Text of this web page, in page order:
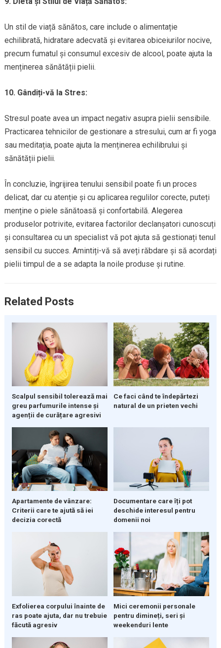
Un stil de viață sănătos, care include o alimentație
echilibrată, hidratare adecvată și evitarea obiceiurilor nocive,
precum fumatul și consumul excesiv de alcool, poate ajuta la
menținerea sănătății pielii.
10. Gândiți-vă la Stres:
Stresul poate avea un impact negativ asupra pielii sensibile.
Practicarea tehnicilor de gestionare a stresului, cum ar fi yoga
sau meditația, poate ajuta la menținerea echilibrului și
sănătății pielii.
În concluzie, îngrijirea tenului sensibil poate fi un proces
delicat, dar cu atenție și cu aplicarea regulilor corecte, puteți
menține o piele sănătoasă și confortabilă. Alegerea
produselor potrivite, evitarea factorilor declanșatori cunoscuți
și consultarea cu un specialist vă pot ajuta să gestionați tenul
sensibil cu succes. Amintiți-vă să aveți răbdare și să acordați
pielii timpul de a se adapta la noile produse și rutine.
Related Posts
Scalpul sensibil tolerează mai
greu parfumurile intense și
agenții de curățare agresivi
Ce faci când te îndepărtezi
natural de un prieten vechi
Apartamente de vânzare:
Criterii care te ajută să iei
decizia corectă
Documentare care îți pot
deschide interesul pentru
domenii noi
Exfolierea corpului înainte de
ras poate ajuta, dar nu trebuie
făcută agresiv
Mici ceremonii personale
pentru dimineți, seri și
weekenduri lente